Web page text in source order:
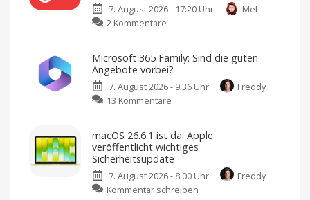
7. August 2026 - 17:20 Uhr
Mel
2 Kommentare
Kostenloser
neuer
Webradio-
Dienst
auf
Datenschutz
Keine
keine
Ups,
Microsoft 365 Family: Sind die guten
Angebote vorbei?
7. August 2026 - 9:36 Uhr
Freddy
13 Kommentare
Family:
Sind
die
guten
Angebote
macOS 26.6.1 ist da: Apple
veröffentlicht wichtiges
Sicherheitsupdate
7. August 2026 - 8:00 Uhr
Freddy
Kommentar schreiben